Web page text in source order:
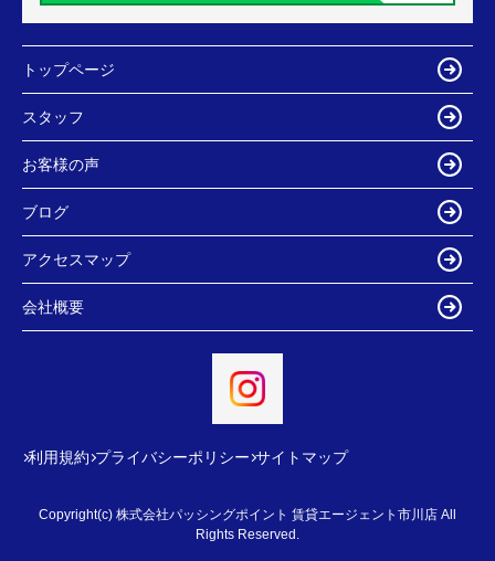
トップページ
スタッフ
お客様の声
ブログ
アクセスマップ
会社概要
利用規約 プライバシーポリシー サイトマップ
Copyright(c) 株式会社パッシングポイント 賃貸エージェント市川店 All
Rights Reserved.